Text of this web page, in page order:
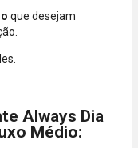
que desejam
Always Dia
Médio: